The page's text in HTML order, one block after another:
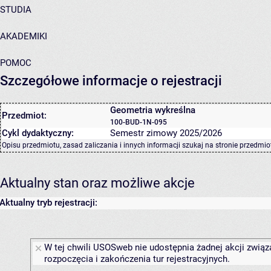
STUDIA
AKADEMIKI
POMOC
Szczegółowe informacje o rejestracji
Przedmiot: Geometria wykreślna
100-BUD-1N-095
Cykl dydaktyczny: Semestr zimowy 2025/2026
Opisu przedmiotu, zasad zaliczania i innych informacji szukaj na stronie
Aktualny stan oraz możliwe akcje
Aktualny tryb rejestracji:
W tej chwili USOSweb nie udostępnia żadnej akcji
rozpoczęcia i zakończenia tur rejestracyjnych.